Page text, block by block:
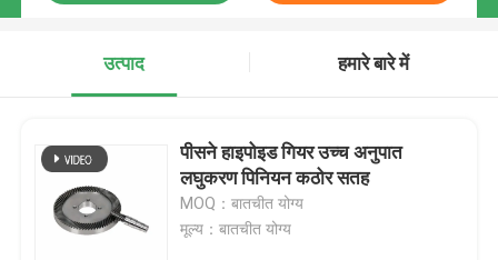
उत्पाद हमारे बारे में
पीसने हाइपोइड गियर उच्च अनुपात
लघुकरण पिनियन कठोर सतह
MOQ：बातचीत योग्य
मूल्य：बातचीत योग्य